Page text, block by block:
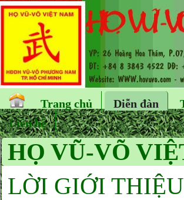
Trang chủ Diễn đàn
Liên hệ
HỌ VŨ-VÕ
LỜI GIỚI THIỆU